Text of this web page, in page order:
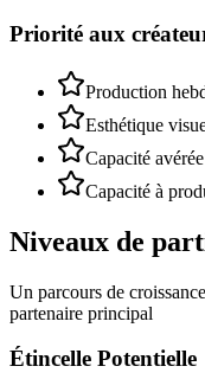
Priorité aux
Production
Esthétique
Capacité
Capacité à
Niveaux de
Un parcours de
partenaire principal
Étincelle Potentielle